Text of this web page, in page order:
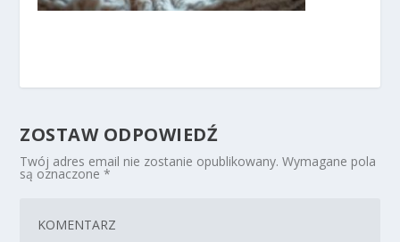
ZOSTAW ODPOWIEDŹ
Twój adres email nie zostanie opublikowany. Wymagane pola
są oznaczone*